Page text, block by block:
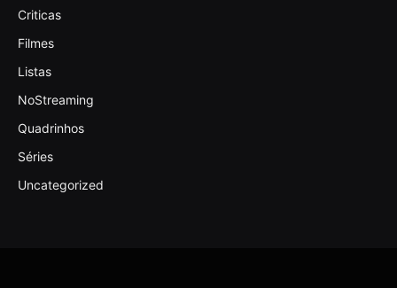
Criticas
Filmes
Listas
NoStreaming
Quadrinhos
Séries
Uncategorized